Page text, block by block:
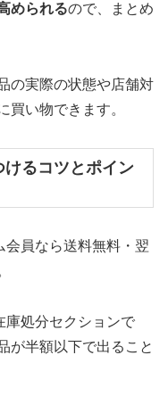
められるので、まとめ
の実際の状態や店舗対
買い物できます。
るコツとポイン
員なら送料無料・翌
庫処分セクションで
が半額以下で出ること